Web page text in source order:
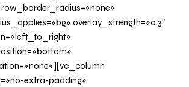
overlay_strength=»0.3″
extra-padding»